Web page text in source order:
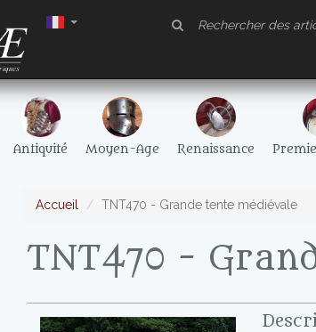
Antiquité Moyen-Age Renaissance
Accueil TNT470 - Grande tente médiévale
TNT470 -